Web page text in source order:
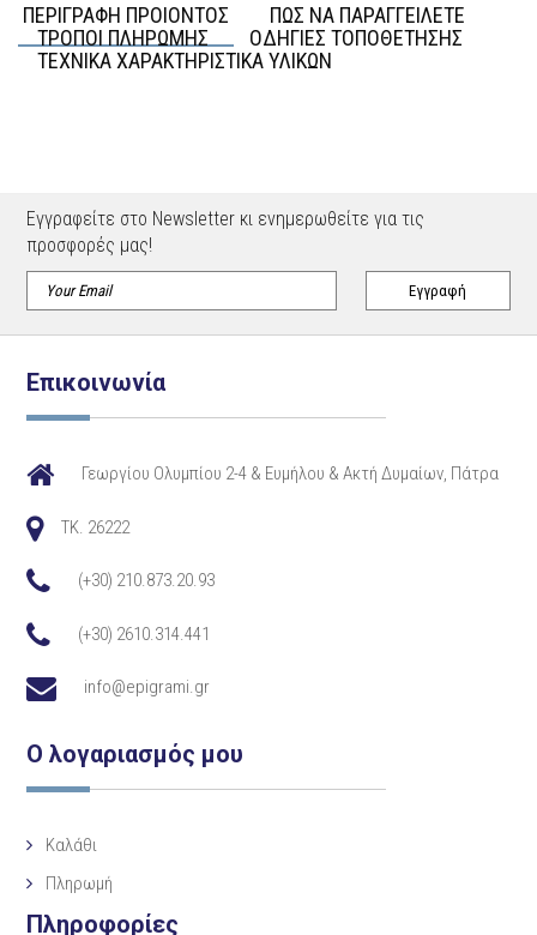
ΠΕΡΙΓΡΑΦΗ ΠΡΟΙΟΝΤΟΣ
ΠΩΣ ΝΑ ΠΑΡΑΓΓΕΙΛΕΤΕ
ΤΡΟΠΟΙ ΠΛΗΡΩΜΗΣ
ΟΔΗΓΙΕΣ ΤΟΠΟΘΕΤΗΣΗΣ
ΤΕΧΝΙΚΑ ΧΑΡΑΚΤΗΡΙΣΤΙΚΑ ΥΛΙΚΩΝ
Εγγραφείτε στο Newsletter κι ενημερωθείτε για τις
προσφορές μας!
Επικοινωνία
Γεωργίου Ολυμπίου 2-4 & Ευμήλου & Ακτή Δυμαίων, Πάτρα
TK. 26222
(+30) 210.873.20.93
(+30) 2610.314.441
info@epigrami.gr
Ο λογαριασμός μου
Καλάθι
Πληρωμή
Πληροφορίες